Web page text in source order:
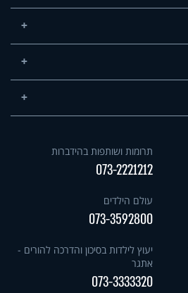
תרומות ושותפות בהידברות
073-2221212
עולם הילדים
073-3592800
יעוץ לילדות בסיכון והדרכה להורים -
אתגר
073-3333320